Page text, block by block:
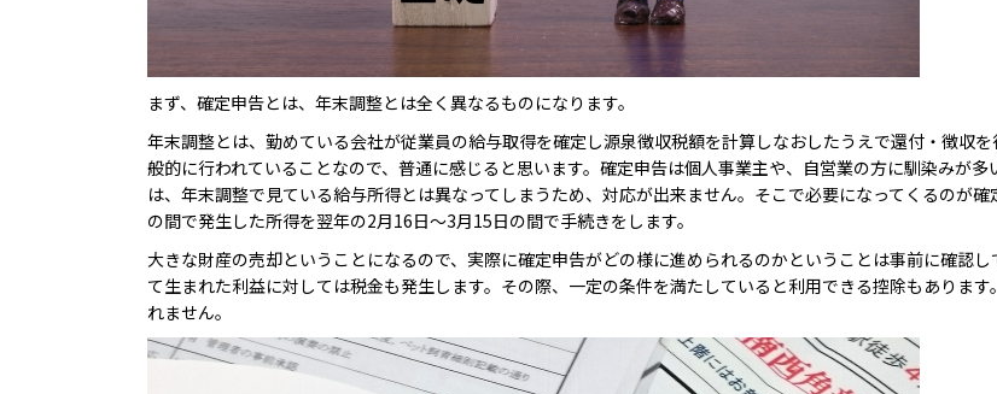
まず、確定申告とは、年末調整とは全く異なるものになります。
年末調整とは、勤めている会社が従業員の給与取得を確定し源泉徴収税額を計算しなおしたうえで還付・徴収
般的に行われていることなので、普通に感じると思います。確定申告は個人事業主や、自営業の方に馴染みが多
は、年末調整で見ている給与所得とは異なってしまうため、対応が出来ません。そこで必要になってくるのが確
の間で発生した所得を翌年の2月16日～3月15日の間で手続きをします。
大きな財産の売却ということになるので、実際に確定申告がどの様に進められるのかということは事前に確認
て生まれた利益に対しては税金も発生します。その際、一定の条件を満たしていると利用できる控除もありま
れません。